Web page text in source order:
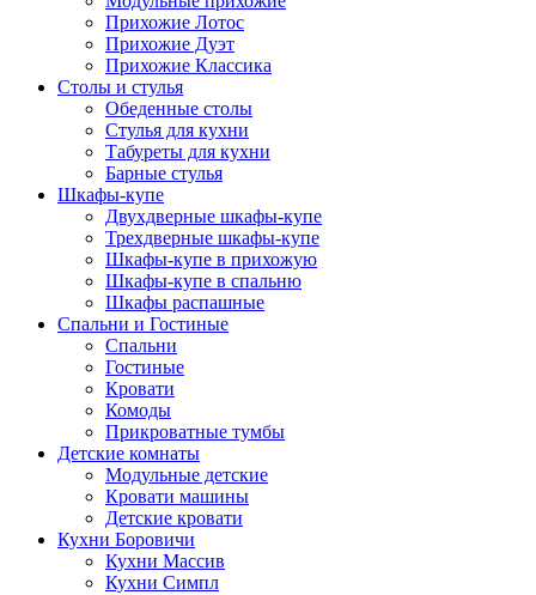
Прихожие Лотос
Прихожие Дуэт
Прихожие Классика
Столы и стулья
Обеденные столы
Стулья для кухни
Табуреты для кухни
Барные стулья
Шкафы-купе
Двухдверные шкафы-купе
Трехдверные шкафы-купе
Шкафы-купе в прихожую
Шкафы-купе в спальню
Шкафы распашные
Спальни и Гостиные
Спальни
Гостиные
Кровати
Комоды
Прикроватные тумбы
Детские комнаты
Модульные детские
Кровати машины
Детские кровати
Кухни Боровичи
Кухни Массив
Кухни Симпл